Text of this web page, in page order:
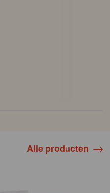
Alle producten